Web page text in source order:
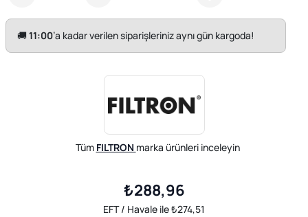
🚚11:00’a kadar verilen siparişleriniz aynı gün kargoda!
Tüm FILTRON marka ürünleri inceleyin
₺288,96
EFT / Havale ile ₺274,51